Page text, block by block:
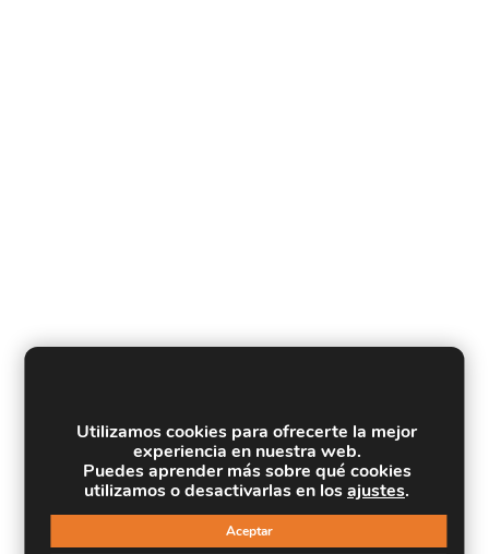
Utilizamos cookies para ofrecerte la mejor
experiencia en nuestra web.
Puedes aprender más sobre qué cookies
utilizamos o desactivarlas en losajustes.
Aceptar